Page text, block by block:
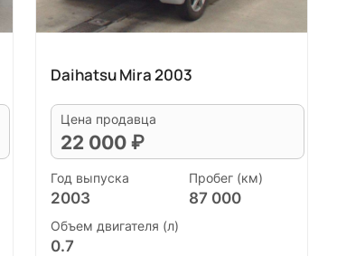
Daihatsu Mira 2003
Цена продавца
22 000 ₽
Год выпуска
2003
Пробег (км)
87 000
Объем двигателя (л)
0.7